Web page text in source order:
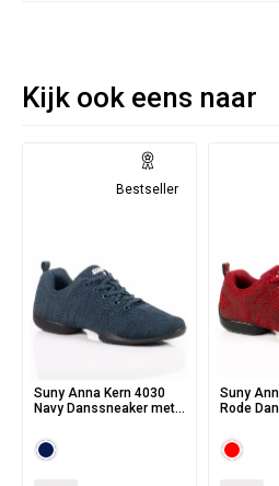
Kijk ook eens naar
Bestseller
Suny Anna Kern 4030
Navy Danssneaker met
Suny Anna
Rode